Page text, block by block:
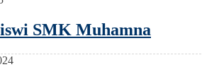
SMK Muhamna